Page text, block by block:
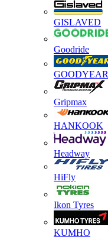
GISLAVED
Goodride
GOODYEAR
Gripmax
HANKOOK
Headway
HiFly
Ikon Tyres
KUMHO